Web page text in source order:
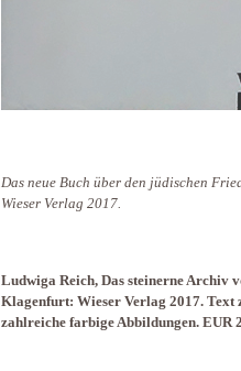
Das neue Buch über den jüdischen
Wieser Verlag 2017.
Ludwiga Reich, Das steinerne Archiv
Klagenfurt: Wieser Verlag 2017. Text
zahlreiche farbige Abbildungen. EUR